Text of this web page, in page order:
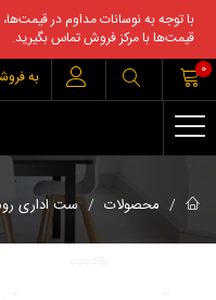
با توجه به نوسانات مداوم در
قیمت‌ها با مرکز فروش تماس بگیرید.
به
0
محصولات ست اداری